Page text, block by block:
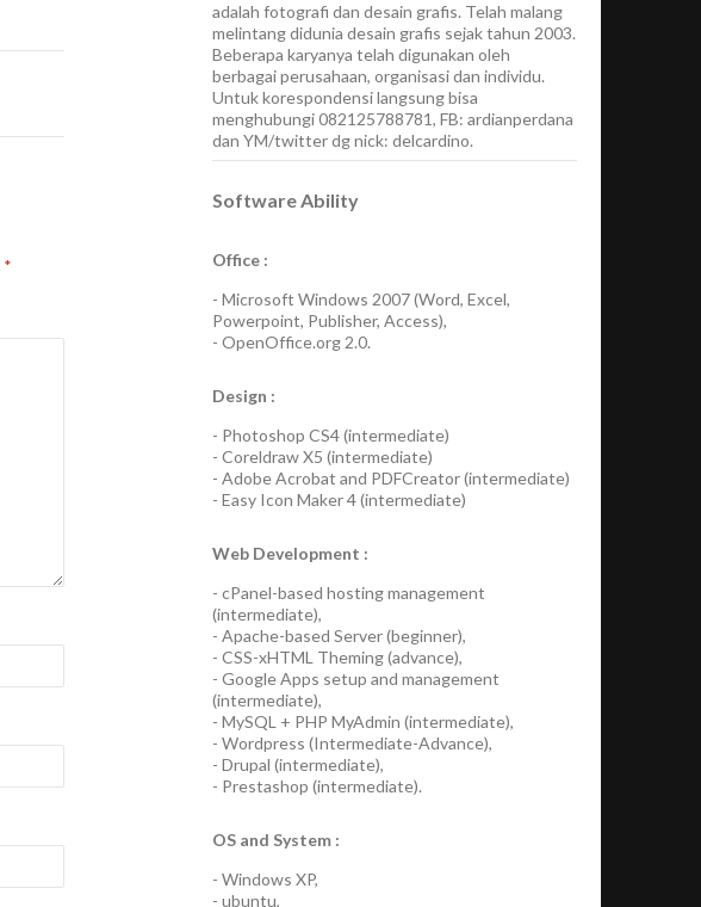
*
adalah fotografi dan desain grafis. Telah malang
melintang didunia desain grafis sejak tahun 2003.
Beberapa karyanya telah digunakan oleh
berbagai perusahaan, organisasi dan individu.
Untuk korespondensi langsung bisa
menghubungi 082125788781, FB: ardianperdana
dan YM/twitter dg nick: delcardino.
Software Ability
Office :
- Microsoft Windows 2007(Word, Excel,
Powerpoint, Publisher, Access),
- OpenOffice.org 2.0.
Design :
- Photoshop CS4(intermediate)
- Coreldraw X5 (intermediate)
- Adobe Acrobat and PDFCreator(intermediate)
- Easy Icon Maker 4(intermediate)
Web Development :
- cPanel-based hosting management
(intermediate),
- Apache-based Server(beginner),
- CSS-xHTML Theming(advance),
- Google Apps setup and management
(intermediate),
- MySQL + PHP MyAdmin (intermediate),
- Wordpress (Intermediate-Advance),
- Drupal (intermediate),
- Prestashop (intermediate).
OS and System :
- Windows XP,
- ubuntu,